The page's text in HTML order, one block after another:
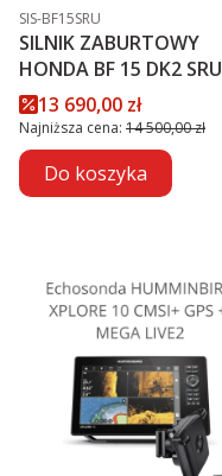
Kod produktu
SIS-BF15SRU
SILNIK ZABURTOWY
HONDA BF 15 DK2 SRU
Cena promocyjna
13 690,00 zł
Najniższa cena: 14 500,00 zł
Do koszyka